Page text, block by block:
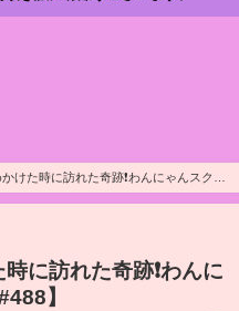
けた時に訪れた奇跡❗️わんにゃんスクラ
に訪れた奇跡❗️わんに
】